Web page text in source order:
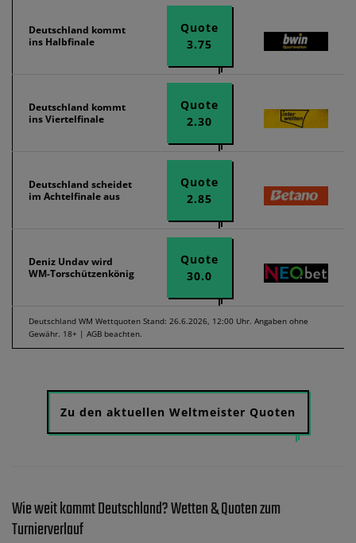
Deutschland kommt
ins Halbfinale
Quote
3.75
Deutschland kommt
ins Viertelfinale
Quote
2.30
Deutschland scheidet
im Achtelfinale aus
Quote
2.85
Deniz Undav wird
WM-Torschützenkönig
Quote
30.0
Deutschland WM Wettquoten Stand: 26.6.2026, 12:00 Uhr. Angaben ohne
Gewähr. 18+ | AGB beachten.
Zu den aktuellen Weltmeister Quoten
Wie weit kommt Deutschland? Wetten & Quoten zum
Turnierverlauf